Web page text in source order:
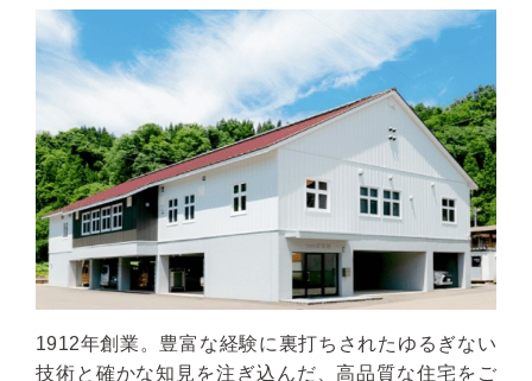
1912年創業。豊富な経験に裏打ちされたゆるぎない
技術と確かな知見を注ぎ込んだ、高品質な住宅をご